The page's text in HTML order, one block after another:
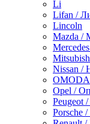
Li
Lifan /
Lincoln
Mazda /
Nissan /
OMODA
Opel /
Peugeot
Porsche